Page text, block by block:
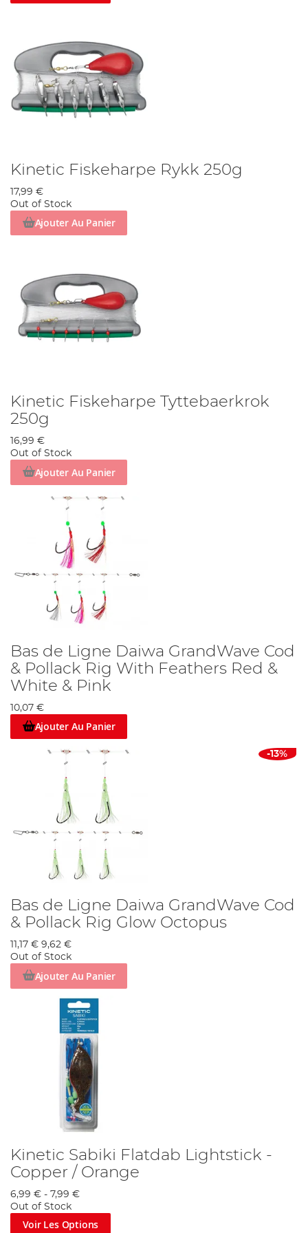
Kinetic Fiskeharpe Rykk 250g
17,99 €
Out of Stock
Ajouter Au Panier
Kinetic Fiskeharpe Tyttebaerkrok
250g
16,99 €
Out of Stock
Ajouter Au Panier
Bas de Ligne Daiwa GrandWave Cod
& Pollack Rig With Feathers Red &
White & Pink
10,07 €
Ajouter Au Panier
-13%
Bas de Ligne Daiwa GrandWave Cod
& Pollack Rig Glow Octopus
11,17 € 9,62 €
Out of Stock
Ajouter Au Panier
Kinetic Sabiki Flatdab Lightstick -
Copper / Orange
6,99 € - 7,99 €
Out of Stock
Voir Les Options